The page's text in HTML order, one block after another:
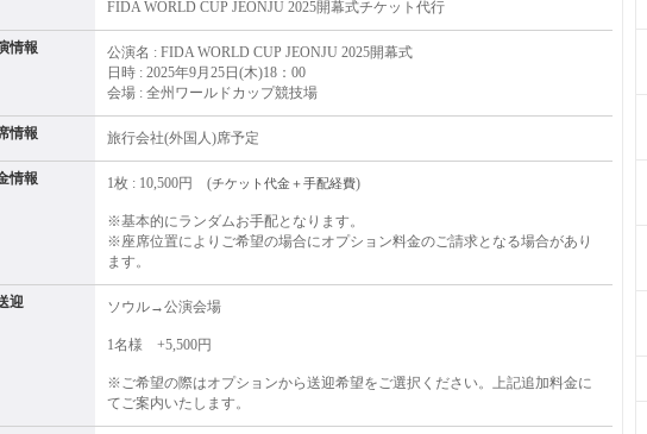
FIDA WORLD CUP JEONJU 2025開幕式チケット代行
情報
公演名 : FIDA WORLD CUP JEONJU 2025開幕式
日時 : 2025年9月25日(木)18：00
会場 : 全州ワールドカップ競技場
情報 旅行会社(外国人)席予定
情報 1枚 : 10,500円 (チケット代金＋手配経費)
※基本的にランダムお手配となります。
※座席位置によりご希望の場合にオプション料金のご請求となる場合があり
ます。
迎 ソウル→公演会場
1名様 +5,500円
※ご希望の際はオプションから送迎希望をご選択ください。上記追加料金に
てご案内いたします。